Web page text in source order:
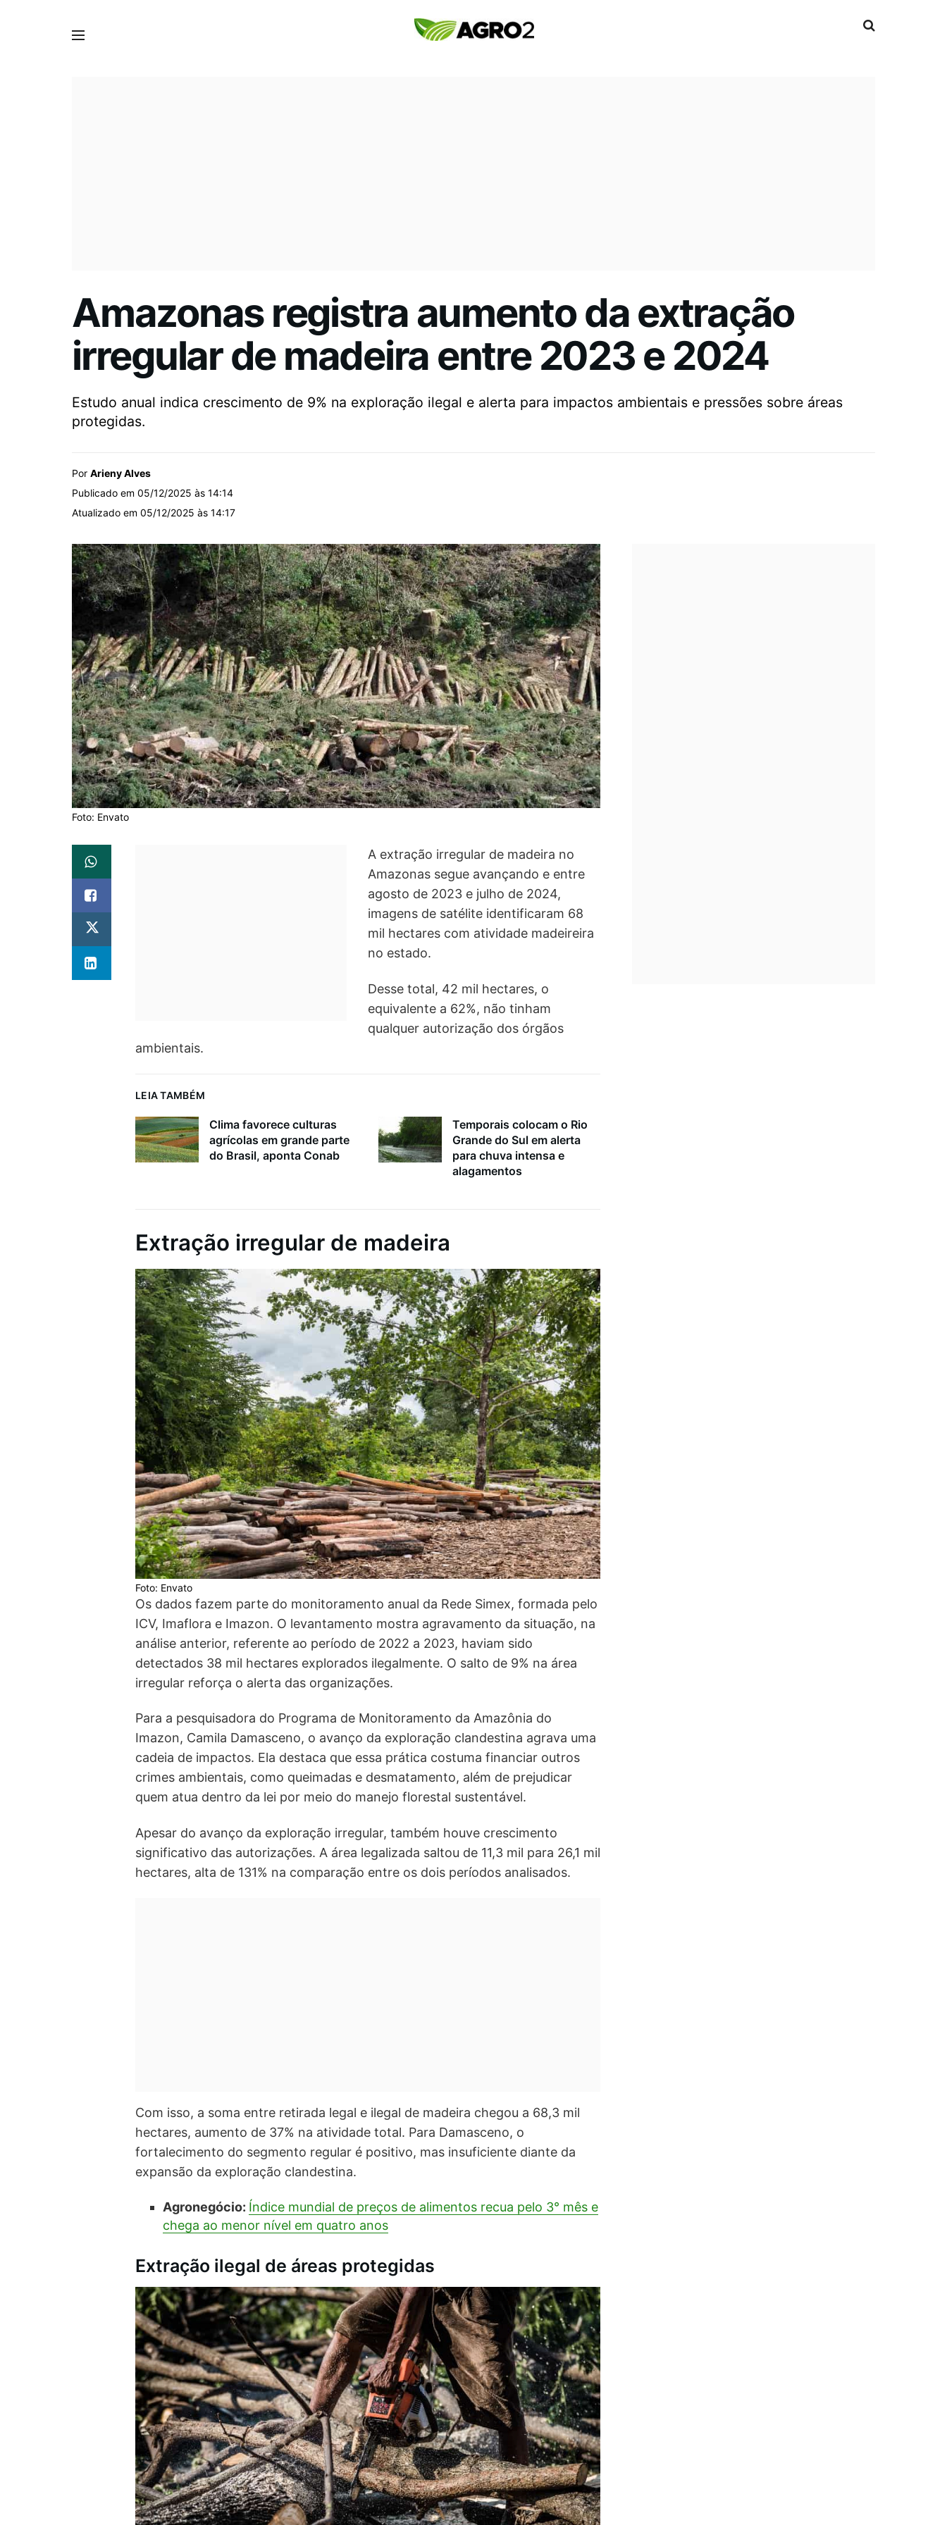
Amazonas registra aumento da extração
irregular de madeira entre 2023 e 2024
Estudo anual indica crescimento de 9% na exploração ilegal e alerta para impactos ambientais e pressões sobre áreas
protegidas.
Por Arieny Alves
Publicado em 05/12/2025 às 14:14
Atualizado em 05/12/2025 às 14:17
Foto: Envato
A extração irregular de madeira no
Amazonas segue avançando e entre
agosto de 2023 e julho de 2024,
imagens de satélite identificaram 68
mil hectares com atividade madeireira
no estado.
Desse total, 42 mil hectares, o
equivalente a 62%, não tinham
qualquer autorização dos órgãos
ambientais.
LEIA TAMBÉM
Clima favorece culturas
agrícolas em grande parte
do Brasil, aponta Conab
Temporais colocam o Rio
Grande do Sul em alerta
para chuva intensa e
alagamentos
Extração irregular de madeira
Foto: Envato
Os dados fazem parte do monitoramento anual da Rede Simex, formada pelo
ICV, Imaflora e Imazon. O levantamento mostra agravamento da situação, na
análise anterior, referente ao período de 2022 a 2023, haviam sido
detectados 38 mil hectares explorados ilegalmente. O salto de 9% na área
irregular reforça o alerta das organizações.
Para a pesquisadora do Programa de Monitoramento da Amazônia do
Imazon, Camila Damasceno, o avanço da exploração clandestina agrava uma
cadeia de impactos. Ela destaca que essa prática costuma financiar outros
crimes ambientais, como queimadas e desmatamento, além de prejudicar
quem atua dentro da lei por meio do manejo florestal sustentável.
Apesar do avanço da exploração irregular, também houve crescimento
significativo das autorizações. A área legalizada saltou de 11,3 mil para 26,1 mil
hectares, alta de 131% na comparação entre os dois períodos analisados.
Com isso, a soma entre retirada legal e ilegal de madeira chegou a 68,3 mil
hectares, aumento de 37% na atividade total. Para Damasceno, o
fortalecimento do segmento regular é positivo, mas insuficiente diante da
expansão da exploração clandestina.
Agronegócio: Índice mundial de preços de alimentos recua pelo 3° mês e
chega ao menor nível em quatro anos
Extração ilegal de áreas protegidas